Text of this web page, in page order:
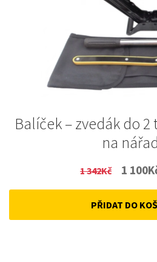
Balíček – zvedák do
na
1 342Kč
Original
price
was:
1 100
PŘIDAT DO